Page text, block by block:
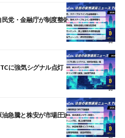
民党・金融庁が制度整備加速｜国内ステ
に強気シグナル点灯｜BNBチェーン資
油急騰と株安が市場圧迫｜ビットコイン